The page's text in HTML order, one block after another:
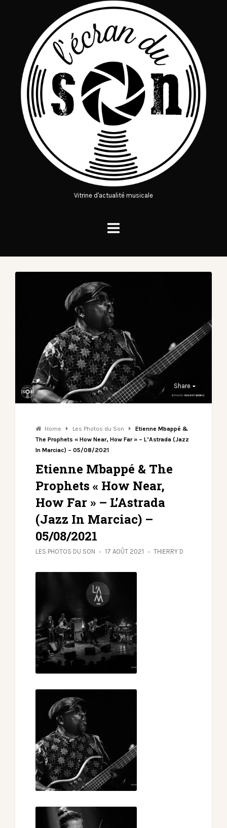
Vitrine d'actualité musicale
Share
Home Les Photos du Son
Etienne Mbappé &
The Prophets « How Near, How Far » – L’Astrada (Jazz
In Marciac) – 05/08/2021
Etienne Mbappé & The
Prophets « How Near,
How Far » – L’Astrada
(Jazz In Marciac) –
05/08/2021
LES PHOTOS DU SON 17 AOÛT 2021 THIERRY D